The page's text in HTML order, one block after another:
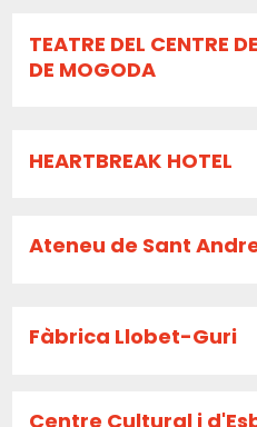
TEATRE DEL CENTRE
DE MOGODA
HEARTBREAK HOTEL
Ateneu de Sant
Fàbrica Llobet-Guri
Centre Cultural i